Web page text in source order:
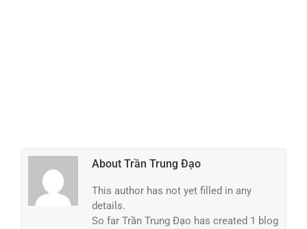
AboutTrần Trung Đạo
This author has not yet filled in any
details.
So far Trần Trung Đạo has created 1 blog